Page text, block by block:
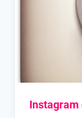
Instagram